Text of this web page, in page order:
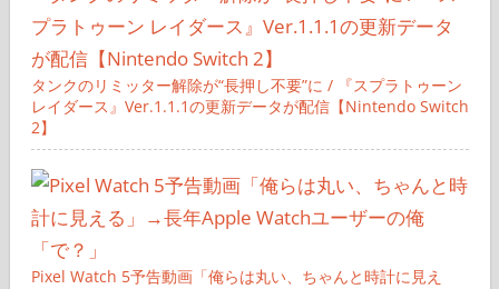
タンクのリミッター解除が“長押し不要”に / 『スプラトゥーン
レイダース』Ver.1.1.1の更新データが配信【Nintendo Switch
2】
Pixel Watch 5予告動画「俺らは丸い、ちゃんと時計に見え